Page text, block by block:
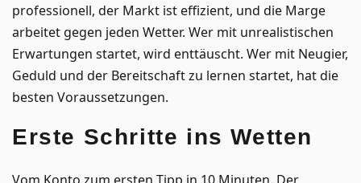
professionell, der Markt ist effizient, und die Marge
arbeitet gegen jeden Wetter. Wer mit unrealistischen
Erwartungen startet, wird enttäuscht. Wer mit Neugier,
Geduld und der Bereitschaft zu lernen startet, hat die
besten Voraussetzungen.
Erste Schritte ins Wetten